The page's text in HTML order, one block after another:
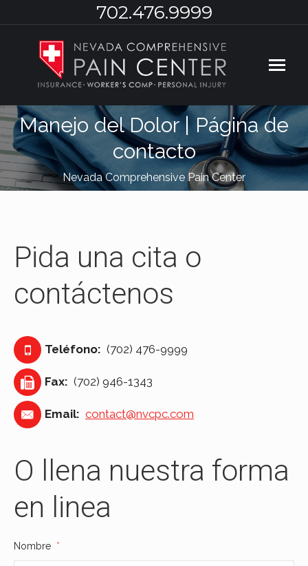
702.476.9999
Manejo del Dolor | Página de
contacto
Nevada Comprehensive Pain Center
You are here:
Pida una cita o
contáctenos
Teléfono: (702) 476-9999
Fax: (702) 946-1343
Email: contact@nvcpc.com
O llena nuestra forma
en linea
Nombre *